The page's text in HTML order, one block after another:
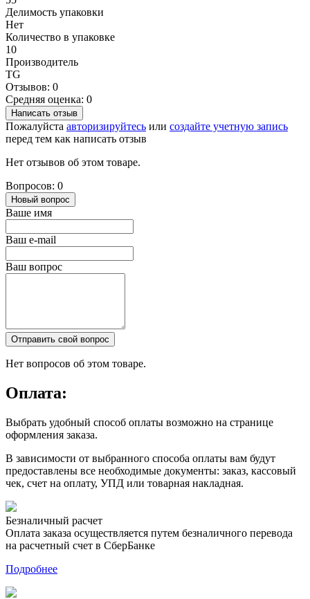
Делимость упаковки
Нет
Количество в упаковке
10
Производитель
TG
Отзывов: 0
Средняя оценка: 0
Написать отзыв
Пожалуйста авторизируйтесь или создайте учетную запись
перед тем как написать отзыв
Нет отзывов об этом товаре.
Вопросов: 0
Новый вопрос
Ваше имя
Ваш e-mail
Ваш вопрос
Отправить свой вопрос
Нет вопросов об этом товаре.
Оплата:
Выбрать удобный способ оплаты возможно на странице
оформления заказа.
В зависимости от выбранного способа оплаты вам будут
предоставлены все необходимые документы: заказ, кассовый
чек, счет на оплату, УПД или товарная накладная.
Безналичный расчет
Оплата заказа осуществляется путем безналичного перевода
на расчетный счет в СберБанке
Подробнее